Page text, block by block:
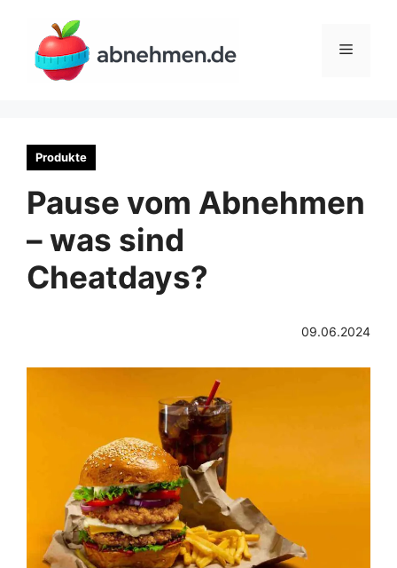
springen
Menü
Produkte
Pause vom Abnehmen
– was sind
Cheatdays?
09.06.2024